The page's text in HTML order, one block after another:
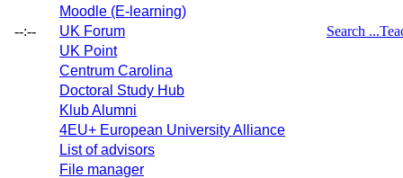
--:--
Moodle (E-learning)
UK Forum
UK Point
Centrum Carolina
Doctoral Study Hub
Klub Alumni
4EU+ European University Alliance
List of advisors
File manager
Search ...